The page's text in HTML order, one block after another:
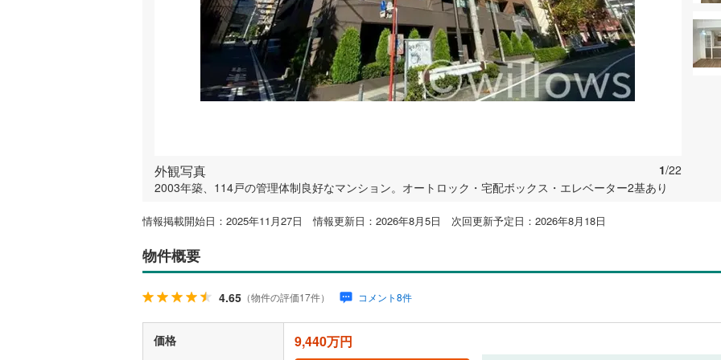
1/22
外観写真
2003年築、114戸の管理体制良好なマンション。オートロック・宅配ボックス・エレベーター2基あり
情報掲載開始日：2025年11月27日 情報更新日：2026年8月5日 次回更新予定日：2026年8月18日
物件概要
4.65 （物件の評価17件） コメント8件
価格 9,440万円